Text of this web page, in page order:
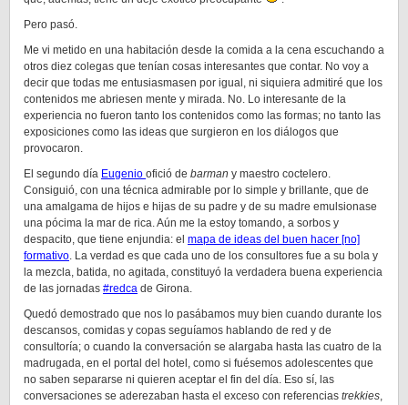
Pero pasó.
Me vi metido en una habitación desde la comida a la cena escuchando a
otros diez colegas que tenían cosas interesantes que contar. No voy a
decir que todas me entusiasmasen por igual, ni siquiera admitiré que los
contenidos me abriesen mente y mirada. No. Lo interesante de la
experiencia no fueron tanto los contenidos como las formas; no tanto las
exposiciones como las ideas que surgieron en los diálogos que
provocaron.
El segundo día Eugenio ofició de barman y maestro coctelero.
Consiguió, con una técnica admirable por lo simple y brillante, que de
una amalgama de hijos e hijas de su padre y de su madre emulsionase
una pócima la mar de rica. Aún me la estoy tomando, a sorbos y
despacito, que tiene enjundia: el mapa de ideas del buen hacer [no]
formativo. La verdad es que cada uno de los consultores fue a su bola y
la mezcla, batida, no agitada, constituyó la verdadera buena experiencia
de las jornadas #redca de Girona.
Quedó demostrado que nos lo pasábamos muy bien cuando durante los
descansos, comidas y copas seguíamos hablando de red y de
consultoría; o cuando la conversación se alargaba hasta las cuatro de la
madrugada, en el portal del hotel, como si fuésemos adolescentes que
no saben separarse ni quieren aceptar el fin del día. Eso sí, las
conversaciones se aderezaban hasta el exceso con referencias trekkies,